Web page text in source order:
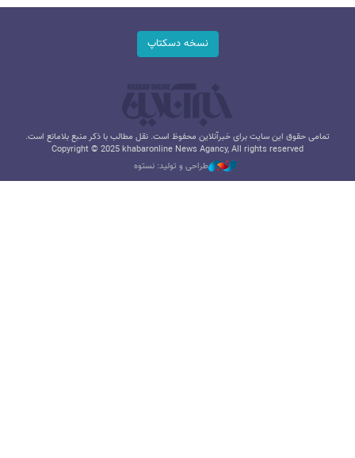
نسخه دسکتاپ
تمامی حقوق این سایت برای خبرآنلاین محفوظ است. نقل مطالب با ذکر منبع بلامانع است.
Copyright © 2025 khabaronline News Agancy, All rights reserved
طراحی و تولید: نستوه